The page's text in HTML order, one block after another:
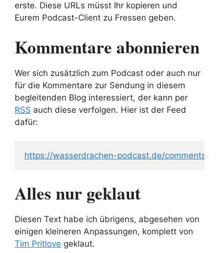
erste. Diese URLs müsst Ihr kopieren und
Eurem Podcast-Client zu Fressen geben.
Kommentare abonnieren
Wer sich zusätzlich zum Podcast oder auch nur
für die Kommentare zur Sendung in diesem
begleitenden Blog interessiert, der kann per
RSS auch diese verfolgen. Hier ist der Feed
dafür:
https://wasserdrachen-podcast.de/comments/
Alles nur geklaut
Diesen Text habe ich übrigens, abgesehen von
einigen kleineren Anpassungen, komplett von
Tim Pritlove geklaut.